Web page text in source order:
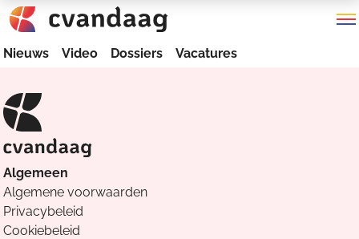
Nieuws Video Dossiers Vacatures
Algemeen
Algemene voorwaarden
Privacybeleid
Cookiebeleid